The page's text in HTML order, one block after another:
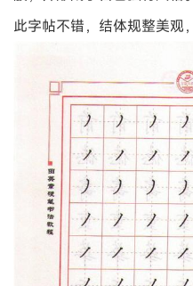
此字帖不错，结体规整美观